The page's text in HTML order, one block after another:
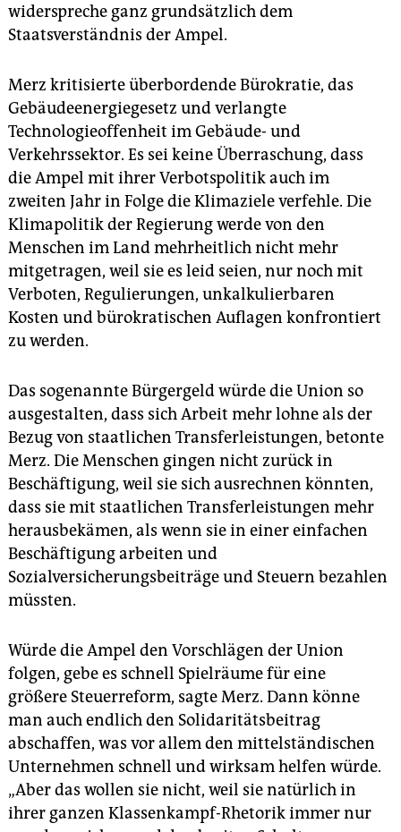
widerspreche ganz grundsätzlich dem
Staatsverständnis der Ampel.
Merz kritisierte überbordende Bürokratie, das
Gebäudeenergiegesetz und verlangte
Technologieoffenheit im Gebäude- und
Verkehrssektor. Es sei keine Überraschung, dass
die Ampel mit ihrer Verbotspolitik auch im
zweiten Jahr in Folge die Klimaziele verfehle. Die
Klimapolitik der Regierung werde von den
Menschen im Land mehrheitlich nicht mehr
mitgetragen, weil sie es leid seien, nur noch mit
Verboten, Regulierungen, unkalkulierbaren
Kosten und bürokratischen Auflagen konfrontiert
zu werden.
Das sogenannte Bürgergeld würde die Union so
ausgestalten, dass sich Arbeit mehr lohne als der
Bezug von staatlichen Transferleistungen, betonte
Merz. Die Menschen gingen nicht zurück in
Beschäftigung, weil sie sich ausrechnen könnten,
dass sie mit staatlichen Transferleistungen mehr
herausbekämen, als wenn sie in einer einfachen
Beschäftigung arbeiten und
Sozialversicherungsbeiträge und Steuern bezahlen
müssten.
Würde die Ampel den Vorschlägen der Union
folgen, gebe es schnell Spielräume für eine
größere Steuerreform, sagte Merz. Dann könne
man auch endlich den Solidaritätsbeitrag
abschaffen, was vor allem den mittelständischen
Unternehmen schnell und wirksam helfen würde.
„Aber das wollen sie nicht, weil sie natürlich in
ihrer ganzen Klassenkampf-Rhetorik immer nur